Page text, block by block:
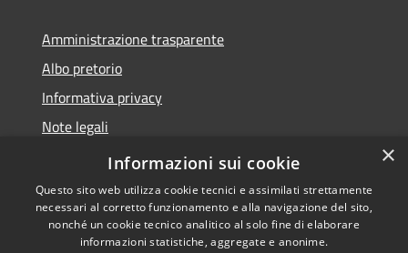
Amministrazione trasparente
Albo pretorio
Informativa privacy
Note legali
Dichiarazione di accessibilità
Copyright © 2026 • Comune di
×
Informazioni sui cookie
Questo sito web utilizza cookie tecnici e assimilati strettamente
necessari al corretto funzionamento e alla navigazione del sito,
nonché un cookie tecnico analitico al solo fine di elaborare
informazioni statistiche, aggregate e anonime.